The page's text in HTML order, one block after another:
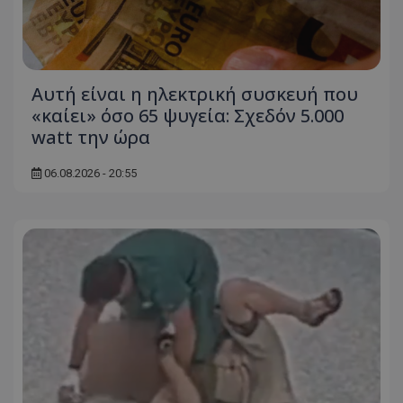
Αυτή είναι η ηλεκτρική συσκευή που
«καίει» όσο 65 ψυγεία: Σχεδόν 5.000
watt την ώρα
06.08.2026 - 20:55
ASP.NET_SessionId
Microsoft Corporation
VISITOR_PRIVACY_METADATA
YouTube
.youtube.com